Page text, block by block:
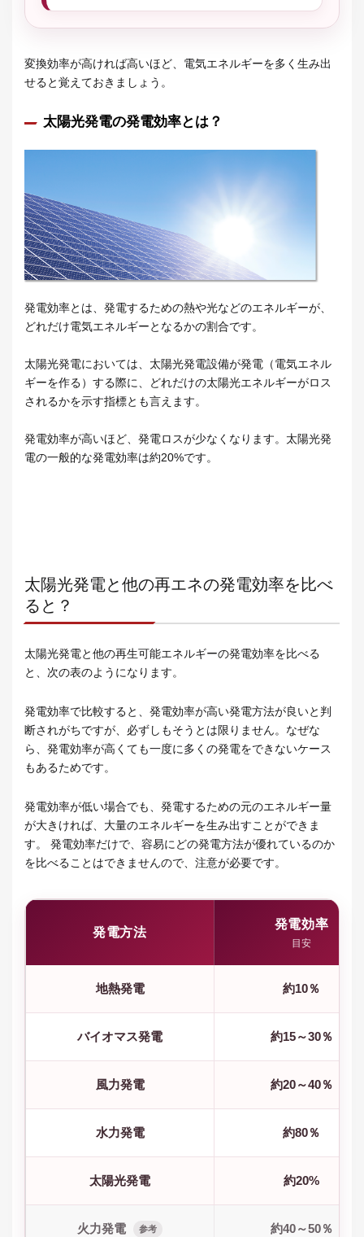
変換効率が高ければ高いほど、電気エネルギーを多く生み出
せると覚えておきましょう。
太陽光発電の発電効率とは？
発電効率とは、発電するための熱や光などのエネルギーが、
どれだけ電気エネルギーとなるかの割合です。
太陽光発電においては、太陽光発電設備が発電（電気エネル
ギーを作る）する際に、どれだけの太陽光エネルギーがロス
されるかを示す指標とも言えます。
発電効率が高いほど、発電ロスが少なくなります。太陽光発
電の一般的な発電効率は約20%です。
太陽光発電と他の再エネの発電効率を比べ
ると？
太陽光発電と他の再生可能エネルギーの発電効率を比べる
と、次の表のようになります。
発電効率で比較すると、発電効率が高い発電方法が良いと判
断されがちですが、必ずしもそうとは限りません。なぜな
ら、発電効率が高くても一度に多くの発電をできないケース
もあるためです。
発電効率が低い場合でも、発電するための元のエネルギー量
が大きければ、大量のエネルギーを生み出すことができま
す。 発電効率だけで、容易にどの発電方法が優れているのか
を比べることはできませんので、注意が必要です。
発電方法
発電効率
目安
地熱発電 約10％
バイオマス発電 約15～30％
風力発電 約20～40％
水力発電 約80％
太陽光発電 約20%
火力発電 参考 約40～50％